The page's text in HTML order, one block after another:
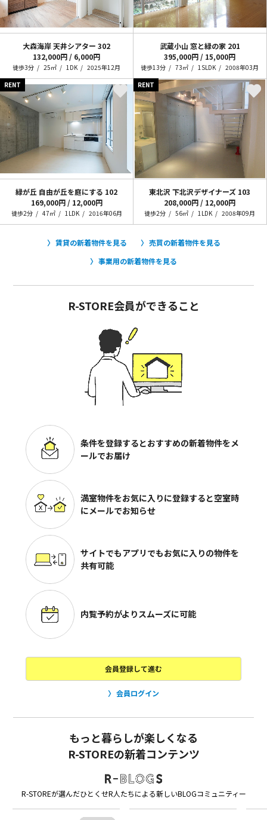
大森海岸 天井シアター 302
132,000円 / 6,000円
徒歩3分 25㎡ 1DK 2025年12月
武蔵小山 窓と緑の家 201
395,000円 / 15,000円
徒歩13分 73㎡ 1SLDK
2008年03月
RENT
緑が丘 自由が丘を庭にする 102
169,000円 / 12,000円
徒歩2分 47㎡ 1LDK 2016年06月
RENT
東北沢 下北沢デザイナーズ 103
208,000円 / 12,000円
徒歩2分 56㎡ 1LDK 2008年09月
賃貸の新着物件を見る
売買の新着物件を見る
事業用の新着物件を見る
R-STORE会員ができること
条件を登録するとおすすめの新着物件をメ
ールでお届け
満室物件をお気に入りに登録すると空室時
にメールでお知らせ
サイトでもアプリでもお気に入りの物件を
共有可能
内覧予約がよりスムーズに可能
会員登録して進む
会員ログイン
もっと暮らしが楽しくなる
R-STOREの新着コンテンツ
R-STOREが選んだひとくせR人たちによる新しいBLOGコミュニティー